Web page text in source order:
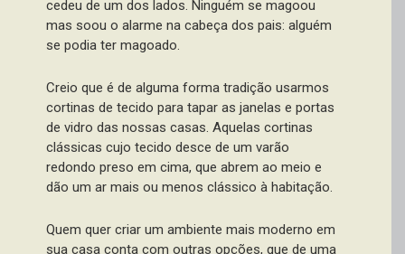
cedeu de um dos lados. Ninguém se magoou
mas soou o alarme na cabeça dos pais: alguém
se podia ter magoado.
Creio que é de alguma forma tradição usarmos
cortinas de tecido para tapar as janelas e portas
de vidro das nossas casas. Aquelas cortinas
clássicas cujo tecido desce de um varão
redondo preso em cima, que abrem ao meio e
dão um ar mais ou menos clássico à habitação.
Quem quer criar um ambiente mais moderno em
sua casa conta com outras opções, que de uma